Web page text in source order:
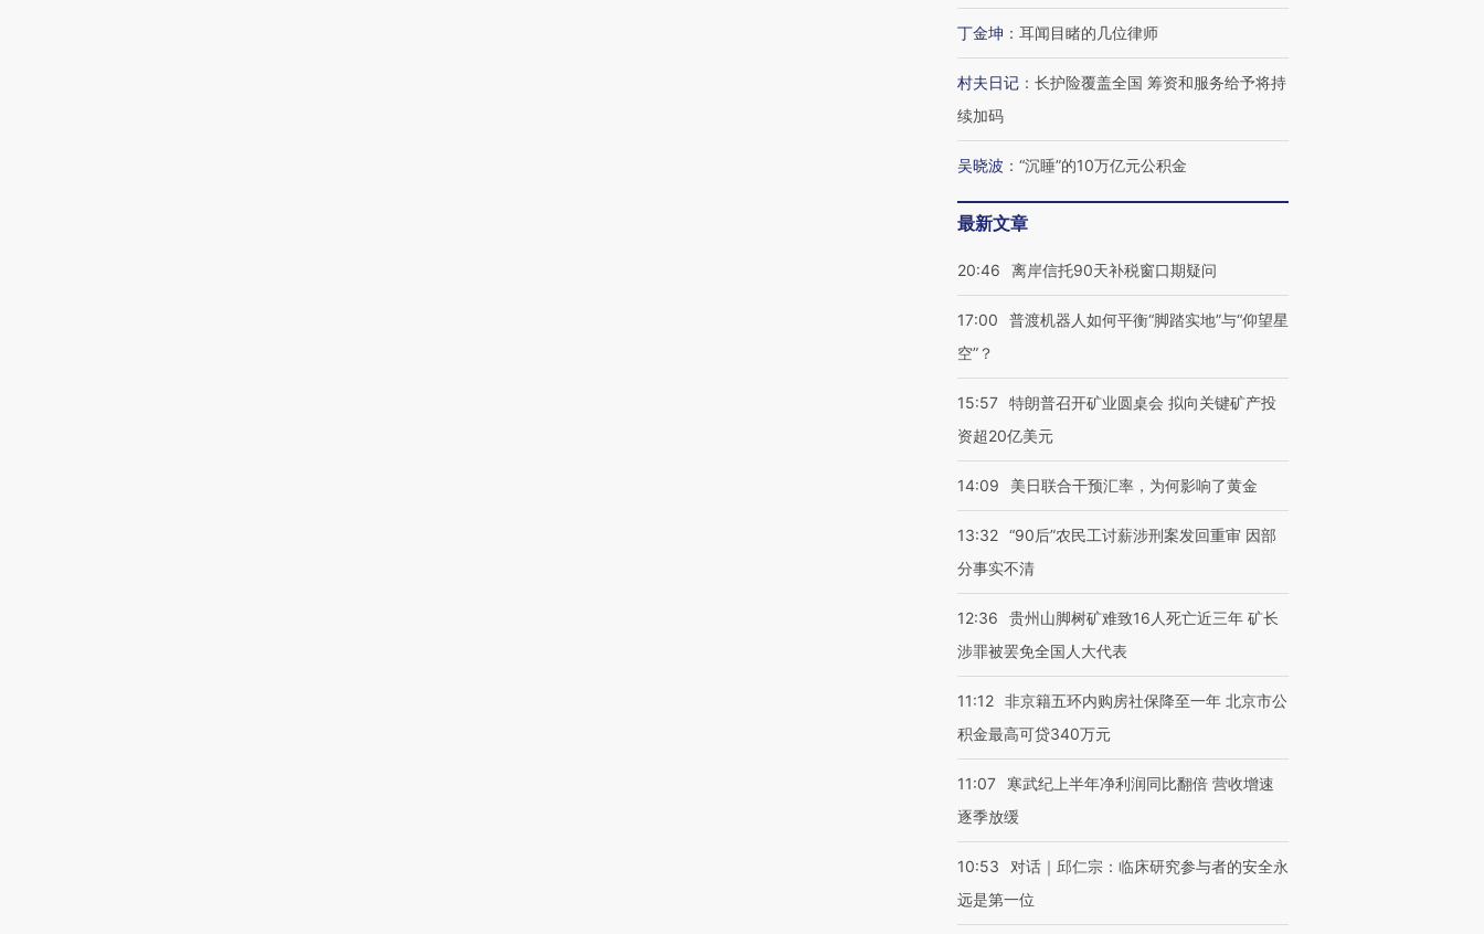
丁金坤 ： 耳闻目睹的几位律师
村夫日记 ： 长护险覆盖全国 筹资和服务给予将持
续加码
吴晓波 ： “沉睡”的10万亿元公积金
最新文章
20:46 离岸信托90天补税窗口期疑问
17:00
普渡机器人如何平衡“脚踏实地”与“仰望星
空”？
15:57 特朗普召开矿业圆桌会 拟向关键矿产投
资超20亿美元
14:09 美日联合干预汇率，为何影响了黄金
13:32 “90后”农民工讨薪涉刑案发回重审 因部
分事实不清
12:36
贵州山脚树矿难致16人死亡近三年 矿长
涉罪被罢免全国人大代表
11:12 非京籍五环内购房社保降至一年 北京市公
积金最高可贷340万元
11:07
寒武纪上半年净利润同比翻倍 营收增速
逐季放缓
10:53
对话｜邱仁宗：临床研究参与者的安全永
远是第一位